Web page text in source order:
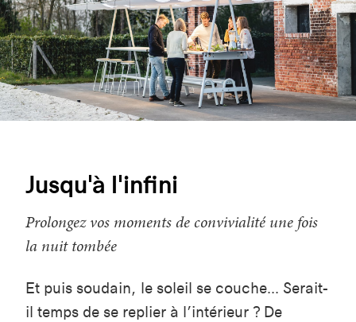
Jusqu'à l'infini
Prolongez vos moments de convivialité une fois
la nuit tombée
Et puis soudain, le soleil se couche... Serait-
il temps de se replier à l’intérieur ? De